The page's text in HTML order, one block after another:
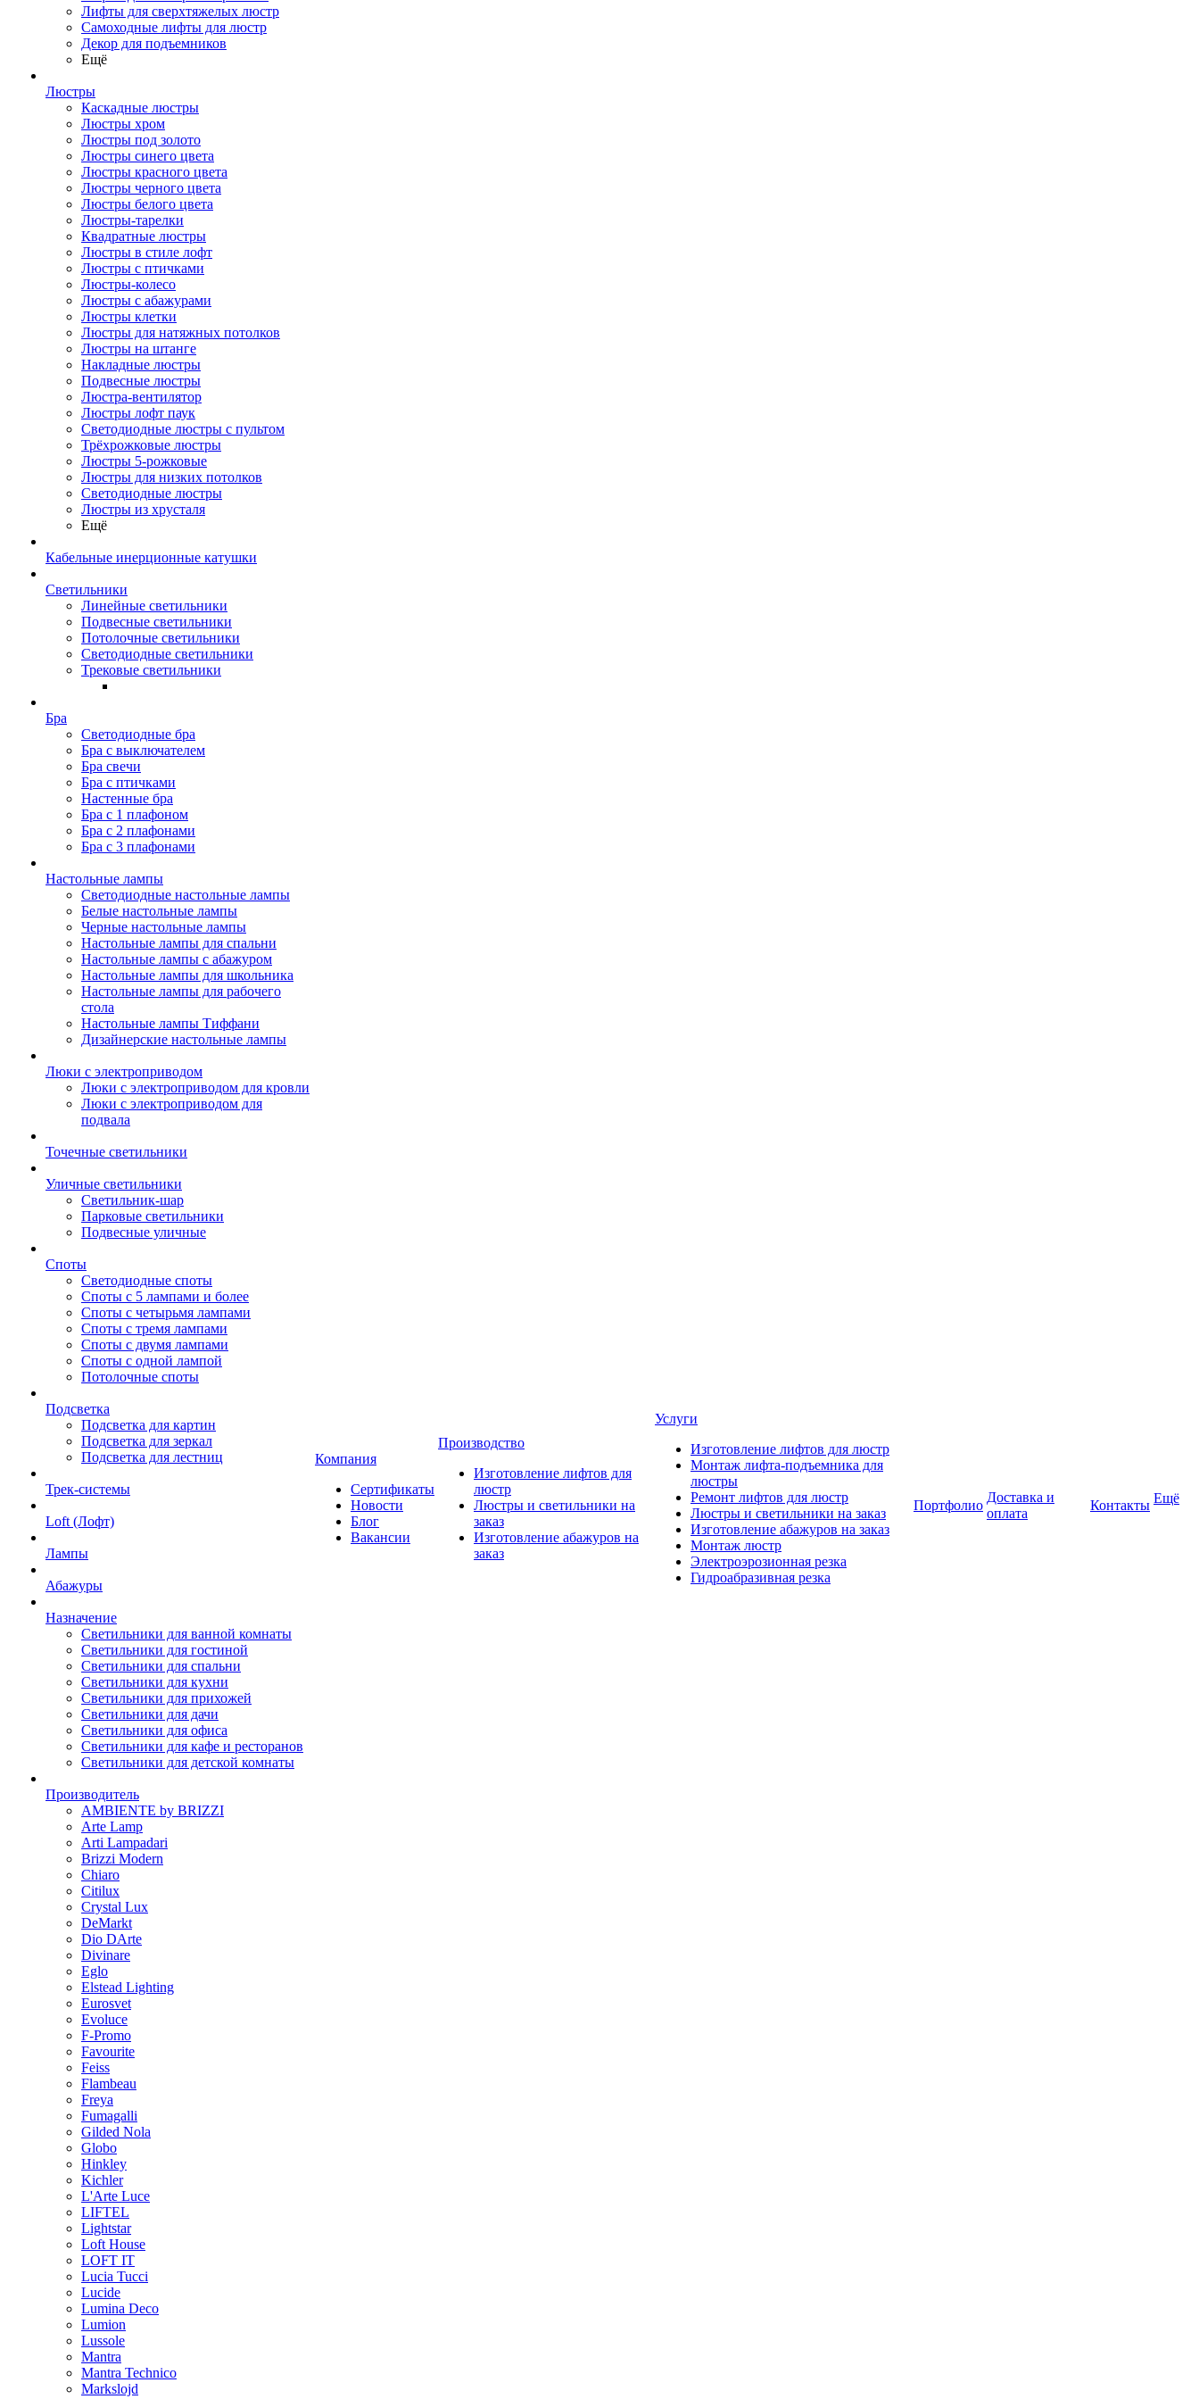
Лифты для сверхтяжелых люстр
Самоходные лифты для люстр
Декор для подъемников
Ещё
Люстры
Каскадные люстры
Люстры хром
Люстры под золото
Люстры синего цвета
Люстры красного цвета
Люстры черного цвета
Люстры белого цвета
Люстры-тарелки
Квадратные люстры
Люстры в стиле лофт
Люстры с птичками
Люстры-колесо
Люстры с абажурами
Люстры клетки
Люстры для натяжных потолков
Люстры на штанге
Накладные люстры
Подвесные люстры
Люстра-вентилятор
Люстры лофт паук
Светодиодные люстры с пультом
Трёхрожковые люстры
Люстры 5-рожковые
Люстры для низких потолков
Cветодиодные люстры
Люстры из хрусталя
Ещё
Кабельные инерционные катушки
Светильники
Линейные светильники
Подвесные светильники
Потолочные светильники
Светодиодные светильники
Трековые светильники
Бра
Светодиодные бра
Бра с выключателем
Бра свечи
Бра с птичками
Настенные бра
Бра с 1 плафоном
Бра с 2 плафонами
Бра с 3 плафонами
Настольные лампы
Светодиодные настольные лампы
Белые настольные лампы
Черные настольные лампы
Настольные лампы для спальни
Настольные лампы с абажуром
Настольные лампы для школьника
Настольные лампы для рабочего
стола
Настольные лампы Тиффани
Дизайнерские настольные лампы
Люки с электроприводом
Люки с электроприводом для кровли
Люки с электроприводом для
подвала
Точечные светильники
Уличные светильники
Светильник-шар
Парковые светильники
Подвесные уличные
Споты
Светодиодные споты
Споты с 5 лампами и более
Споты с четырьмя лампами
Споты с тремя лампами
Споты с двумя лампами
Споты с одной лампой
Потолочные споты
Подсветка
Подсветка для картин
Подсветка для зеркал
Подсветка для лестниц
Трек-системы
Loft (Лофт)
Лампы
Абажуры
Назначение
Светильники для ванной комнаты
Светильники для гостиной
Светильники для спальни
Светильники для кухни
Светильники для прихожей
Светильники для дачи
Светильники для офиса
Светильники для кафе и ресторанов
Светильники для детской комнаты
Производитель
AMBIENTE by BRIZZI
Arte Lamp
Arti Lampadari
Brizzi Modern
Chiaro
Citilux
Crystal Lux
DeMarkt
Dio DArte
Divinare
Eglo
Elstead Lighting
Eurosvet
Evoluce
F-Promo
Favourite
Feiss
Flambeau
Freya
Fumagalli
Gilded Nola
Globo
Hinkley
Kichler
L'Arte Luce
LIFTEL
Lightstar
Loft House
LOFT IT
Lucia Tucci
Lucide
Lumina Deco
Lumion
Lussole
Mantra
Mantra Technico
Markslojd
Компания
Сертификаты
Новости
Блог
Вакансии
Производство
Изготовление лифтов для
люстр
Люстры и светильники на
заказ
Изготовление абажуров на
заказ
Услуги
Изготовление лифтов для люстр
Монтаж лифта-подъемника для
люстры
Ремонт лифтов для люстр
Люстры и светильники на заказ
Изготовление абажуров на заказ
Монтаж люстр
Электроэрозионная резка
Гидроабразивная резка
Портфолио
Доставка и
оплата
Контакты Ещё